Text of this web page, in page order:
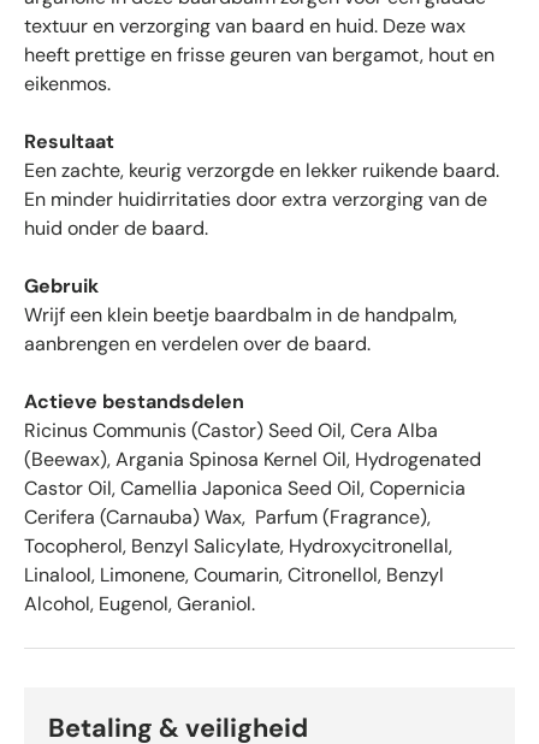
l
i
m
e
m
i
e
d
4
.
6
s
n
textuur en verzorging van baard en huid. Deze wax
heeft prettige en frisse geuren van bergamot, hout en
eikenmos.
Resultaat
Een zachte, keurig verzorgde en lekker ruikende baard.
En minder huidirritaties door extra verzorging van de
huid onder de baard.
Gebruik
Wrijf een klein beetje baardbalm in de handpalm,
aanbrengen en verdelen over de baard.
Actieve bestandsdelen
Ricinus Communis (Castor) Seed Oil, Cera Alba
(Beewax), Argania Spinosa Kernel Oil, Hydrogenated
Castor Oil, Camellia Japonica Seed Oil, Copernicia
Cerifera (Carnauba) Wax, Parfum (Fragrance),
Tocopherol, Benzyl Salicylate, Hydroxycitronellal,
Linalool, Limonene, Coumarin, Citronellol, Benzyl
Alcohol, Eugenol, Geraniol.
Betaling & veiligheid